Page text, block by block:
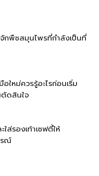
กพืชสมุนไพรที่กำลังเป็นที่
ใหม่ควรรู้อะไรก่อนเริ่ม
ดสินใจ
ส่รองเท้าเซฟตี้ให้
ณ์